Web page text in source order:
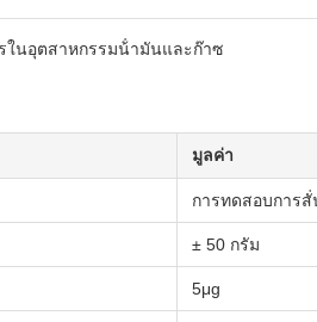
ในอุตสาหกรรมน้ํามันและก๊าซ
มูลค่า
การทดสอบการสั่
± 50 กรัม
5μg